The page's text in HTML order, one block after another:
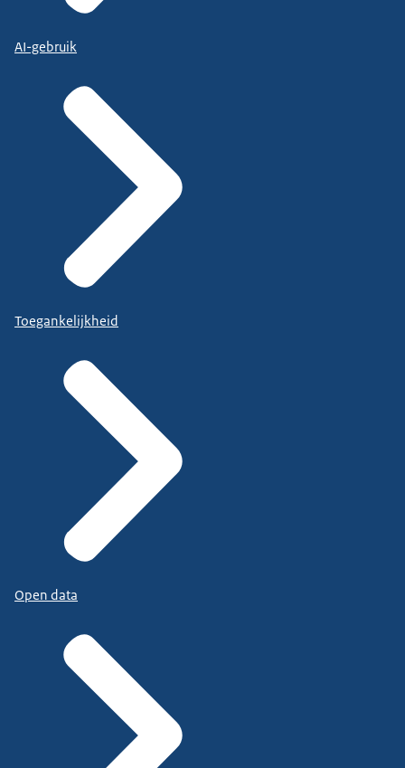
AI-gebruik
Toegankelijkheid
Open data